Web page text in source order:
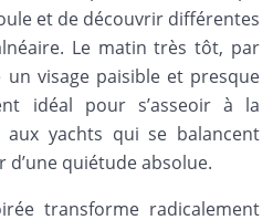
et de découvrir différentes
Le matin très tôt, par
visage paisible et presque
idéal pour s’asseoir à la
aux yachts qui se balancent
quiétude absolue.
transforme radicalement